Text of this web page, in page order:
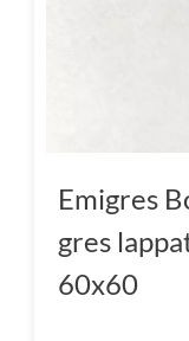
Emigres
gres
60x60